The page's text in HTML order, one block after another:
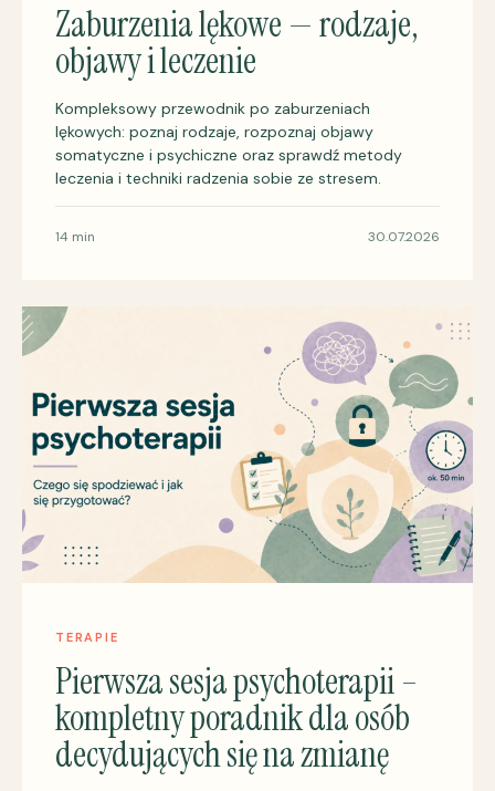
Zaburzenia lękowe — rodzaje,
objawy i leczenie
Kompleksowy przewodnik po zaburzeniach
lękowych: poznaj rodzaje, rozpoznaj objawy
somatyczne i psychiczne oraz sprawdź metody
leczenia i techniki radzenia sobie ze stresem.
14 min 30.07.2026
TERAPIE
Pierwsza sesja psychoterapii –
kompletny poradnik dla osób
decydujących się na zmianę